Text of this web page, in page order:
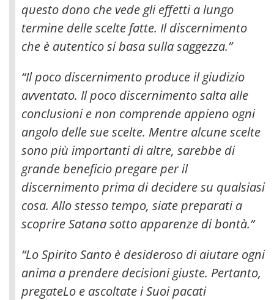
questo dono che vede gli effetti a lungo
termine delle scelte fatte. Il discernimento
che è autentico si basa sulla saggezza.”
“Il poco discernimento produce il giudizio
avventato. Il poco discernimento salta alle
conclusioni e non comprende appieno ogni
angolo delle sue scelte. Mentre alcune scelte
sono più importanti di altre, sarebbe di
grande beneficio pregare per il
discernimento prima di decidere su qualsiasi
cosa. Allo stesso tempo, siate preparati a
scoprire Satana sotto apparenze di bontà.”
“Lo Spirito Santo è desideroso di aiutare ogni
anima a prendere decisioni giuste. Pertanto,
pregateLo e ascoltate i Suoi pacati